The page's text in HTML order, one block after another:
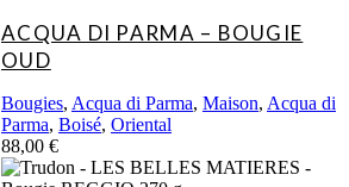
ACQUA DI PARMA – BOUGIE
OUD
Bougies, Acqua di Parma, Maison, Acqua di
Parma, Boisé, Oriental
88,00 €